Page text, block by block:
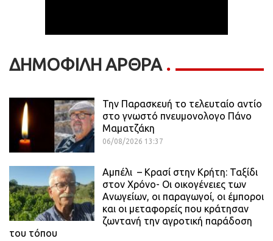
ΔΗΜΟΦΙΛΗ ΑΡΘΡΑ
Την Παρασκευή το τελευταίο αντίο
στο γνωστό πνευμονολογο Πάνο
Μαματζάκη
06/08/2026 13:37
Αμπέλι – Κρασί στην Κρήτη: Ταξίδι
στον Χρόνο- Οι οικογένειες των
Ανωγείων, οι παραγωγοί, οι έμποροι
και οι μεταφορείς που κράτησαν
ζωντανή την αγροτική παράδοση
του τόπου